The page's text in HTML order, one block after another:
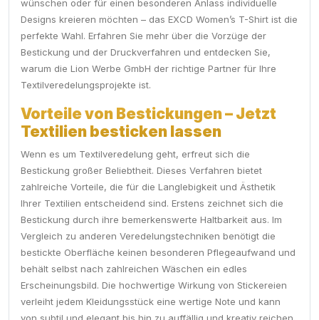
wünschen oder für einen besonderen Anlass individuelle
Designs kreieren möchten – das EXCD Women’s T-Shirt ist die
perfekte Wahl. Erfahren Sie mehr über die Vorzüge der
Bestickung und der Druckverfahren und entdecken Sie,
warum die Lion Werbe GmbH der richtige Partner für Ihre
Textilveredelungsprojekte ist.
Vorteile von Bestickungen – Jetzt
Textilien besticken lassen
Wenn es um Textilveredelung geht, erfreut sich die
Bestickung großer Beliebtheit. Dieses Verfahren bietet
zahlreiche Vorteile, die für die Langlebigkeit und Ästhetik
Ihrer Textilien entscheidend sind. Erstens zeichnet sich die
Bestickung durch ihre bemerkenswerte Haltbarkeit aus. Im
Vergleich zu anderen Veredelungstechniken benötigt die
bestickte Oberfläche keinen besonderen Pflegeaufwand und
behält selbst nach zahlreichen Wäschen ein edles
Erscheinungsbild. Die hochwertige Wirkung von Stickereien
verleiht jedem Kleidungsstück eine wertige Note und kann